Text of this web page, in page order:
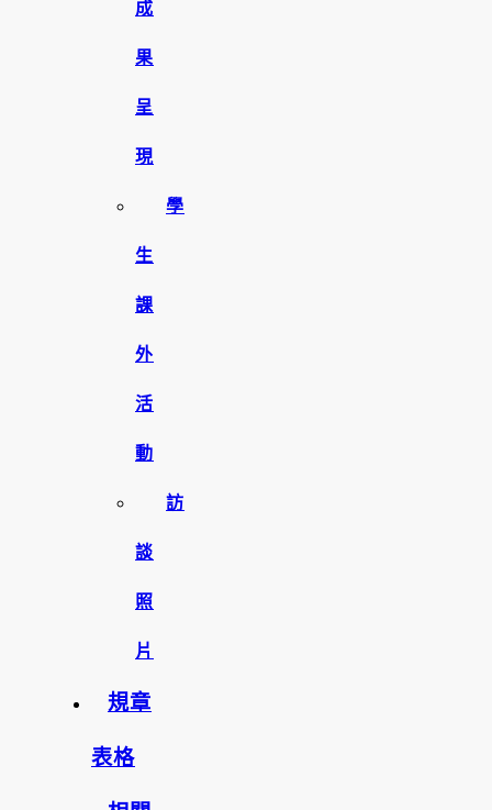
成
果
呈
現
學
生
課
外
活
動
訪
談
照
片
規章
表格